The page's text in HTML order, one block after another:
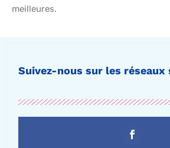
meilleures.
Suivez-nous sur les réseaux